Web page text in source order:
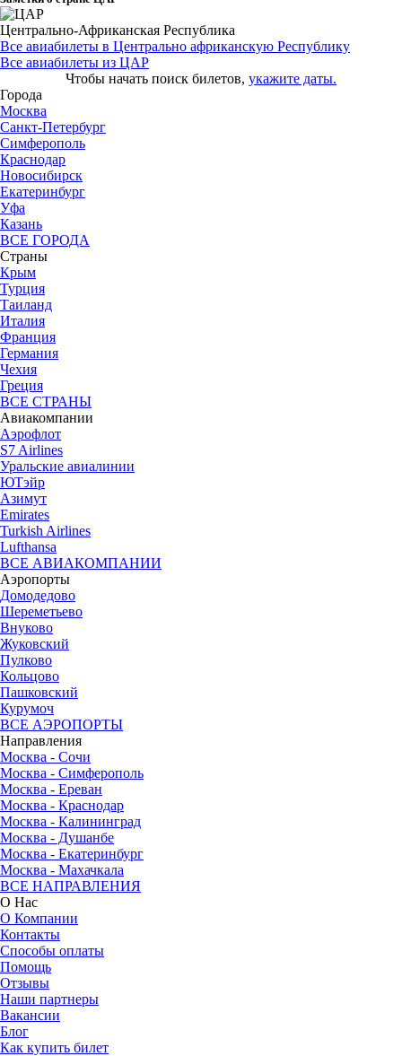
Центрально-Африканская Республика
Все авиабилеты в Центрально африканскую Республику
Все авиабилеты из ЦАР
Чтобы начать поиск билетов, укажите даты.
Города
Москва
Санкт-Петербург
Симферополь
Краснодар
Новосибирск
Екатеринбург
Уфа
Казань
ВСЕ ГОРОДА
Страны
Крым
Турция
Таиланд
Италия
Франция
Германия
Чехия
Греция
ВСЕ СТРАНЫ
Авиакомпании
Аэрофлот
S7 Airlines
Уральские авиалинии
ЮТэйр
Азимут
Emirates
Turkish Airlines
Lufthansa
ВСЕ АВИАКОМПАНИИ
Аэропорты
Домодедово
Шереметьево
Внуково
Жуковский
Пулково
Кольцово
Пашковский
Курумоч
ВСЕ АЭРОПОРТЫ
Направления
Москва - Сочи
Москва - Симферополь
Москва - Ереван
Москва - Краснодар
Москва - Калининград
Москва - Душанбе
Москва - Екатеринбург
Москва - Махачкала
ВСЕ НАПРАВЛЕНИЯ
О Нас
О Компании
Контакты
Способы оплаты
Помощь
Отзывы
Наши партнеры
Вакансии
Блог
Как купить билет